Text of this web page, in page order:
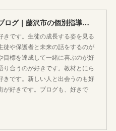
「第二の家」ブログ｜藤沢市の個別指導塾のお話
きです。生徒の成長する姿を見る
徒や保護者と未来の話をするのが
目標を達成して一緒に喜ぶのが好
り合うのが好きです。教材とにら
きです。新しい人と出会うのも好
が好きです。ブログも、好きで